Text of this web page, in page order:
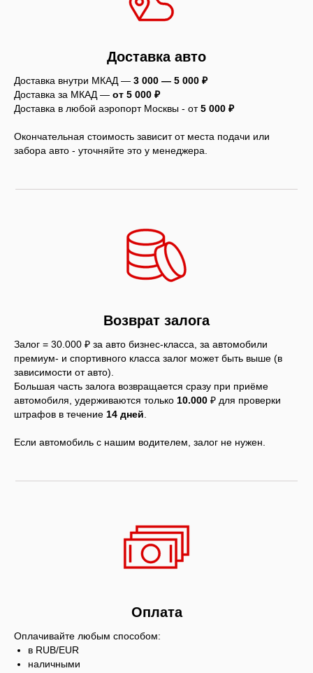
Доставка авто
Доставка внутри МКАД — 3 000 — 5 000 ₽
Доставка за МКАД — от 5 000 ₽
Доставка в любой аэропорт Москвы - от5 000 ₽
Окончательная стоимость зависит от места подачи или
забора авто - уточняйте это у менеджера.
Возврат залога
Залог = 30.000 ₽ за авто бизнес-класса, за автомобили
премиум- и спортивного класса залог может быть выше (в
зависимости от авто).
Большая часть залога возвращается сразу при приёме
автомобиля, удерживаются только 10.000 ₽ для проверки
штрафов в течение 14 дней
Если автомобиль с нашим водителем, залог не нужен.
Оплата
Оплачивайте любым способом:
в RUB/EUR
наличными